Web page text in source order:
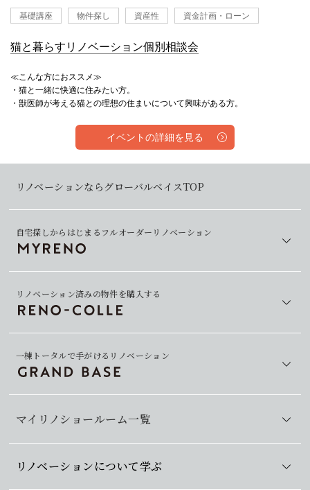
基礎講座 物件探し 資産性 資金計画・ローン
猫と暮らすリノベーション個別相談会
≪こんな方におススメ≫
・猫と一緒に快適に住みたい方。
・獣医師が考える猫との理想の住まいについて興味がある方。
イベントの詳細を見る
リノベーションならグローバルベイスTOP
自宅探しからはじまるフルオーダーリノベーション
マイリノショールーム一覧
リノベーション済みの物件を購入する
一棟トータルで手がけるリノベーション
リノベーションについて学ぶ